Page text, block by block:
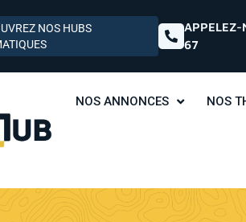
NOS HUBS
APPELEZ-
67
NOS ANNONCES NOS